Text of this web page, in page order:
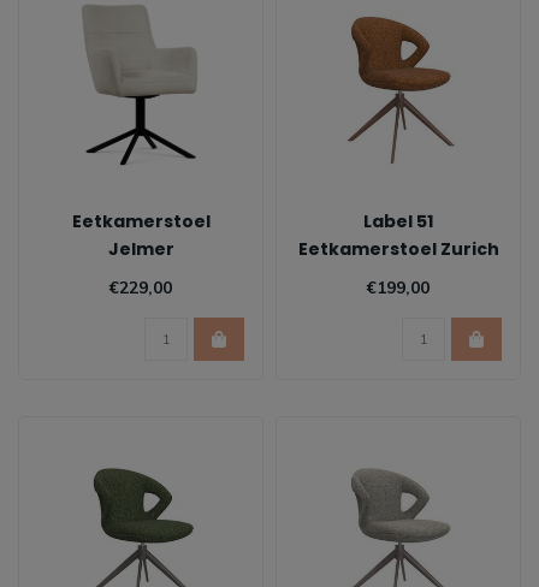
Eetkamerstoel
Jelmer
€229,00
Label 51
Eetkamerstoel Zurich
- Coral
€199,00